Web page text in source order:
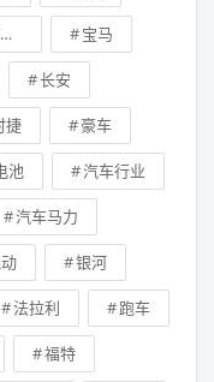
宝马
长安
捷 豪车
池 汽车行业
汽车马力
银河
法拉利 跑车
福特